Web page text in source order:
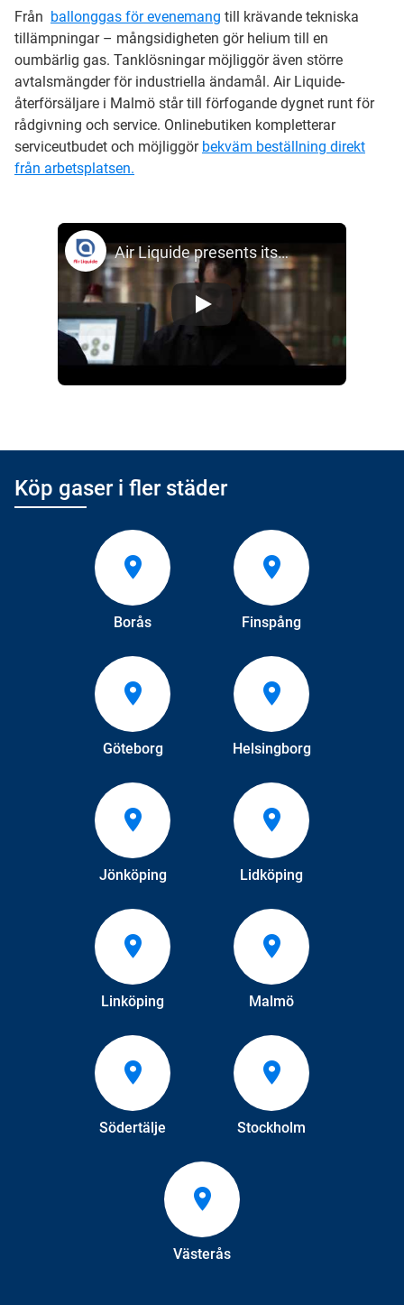
Air Liquide presents its ARCAL™ range
Från ballonggas för evenemang till krävande tekniska
tillämpningar – mångsidigheten gör helium till en
oumbärlig gas. Tanklösningar möjliggör även större
avtalsmängder för industriella ändamål. Air Liquide-
återförsäljare i Malmö står till förfogande dygnet runt för
rådgivning och service. Onlinebutiken kompletterar
serviceutbudet och möjliggör bekväm beställning direkt
från arbetsplatsen.
Köp gaser i fler städer
Borås Finspång
Göteborg Helsingborg
Jönköping Lidköping
Linköping Malmö
Södertälje Stockholm
Västerås